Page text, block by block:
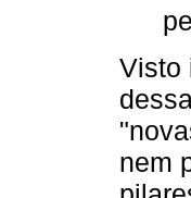
Visto
nem